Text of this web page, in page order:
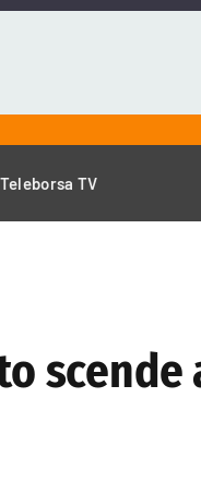
Teleborsa TV
scende